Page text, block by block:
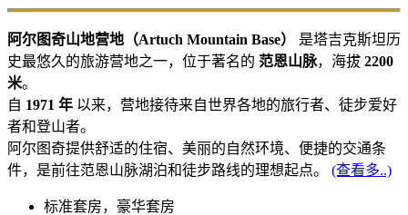
阿尔图奇山地营地（Artuch Mountain Base）
是塔吉克斯坦历
史最悠久的旅游营地之一，位于著名的 范恩山脉，海拔 2200
米。
自 1971 年 以来，营地接待来自世界各地的旅行者、徒步爱好
者和登山者。
阿尔图奇提供舒适的住宿、美丽的自然环境、便捷的交通条
件，是前往范恩山脉湖泊和徒步路线的理想起点。 (查看多..)
标准套房，豪华套房